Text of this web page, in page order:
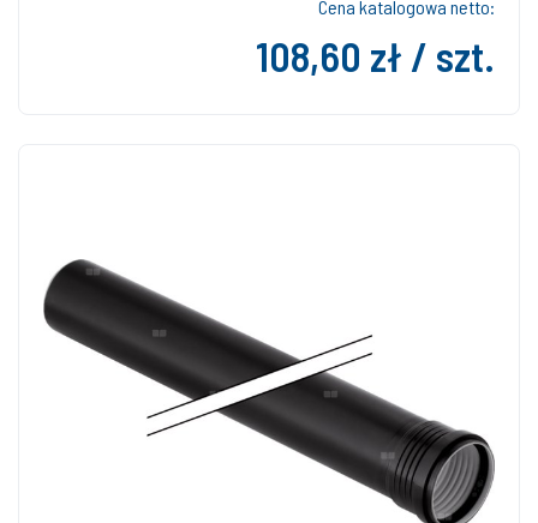
Cena katalogowa netto:
108,60 zł / szt.